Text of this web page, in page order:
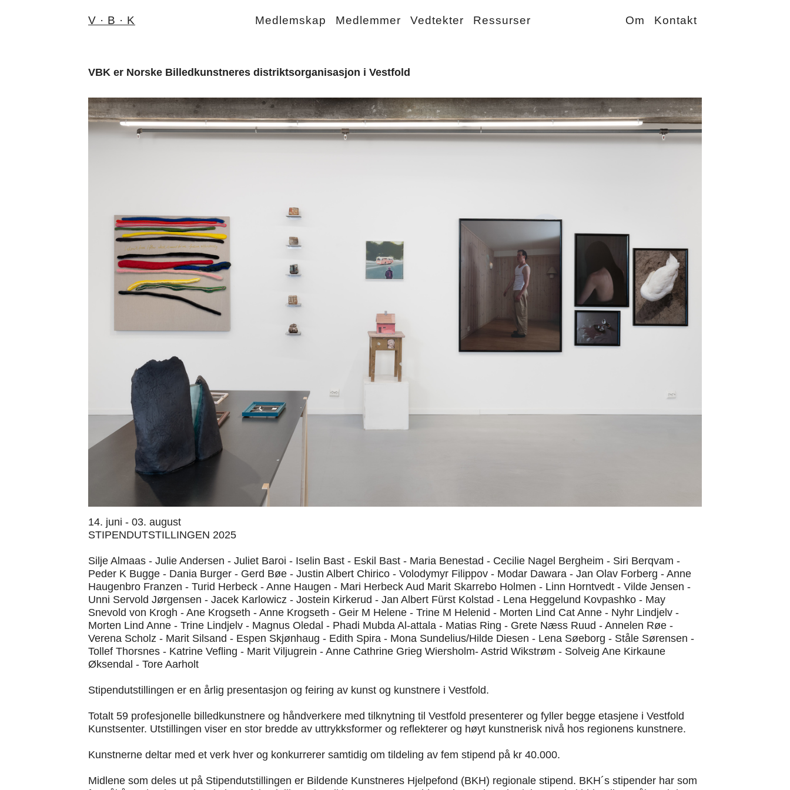
Medlemskap Medlemmer Vedtekter Ressurser
V · B · K Om Kontakt
VBK er Norske Billedkunstneres distriktsorganisasjon i Vestfold
14. juni - 03. august
STIPENDUTSTILLINGEN 2025
Silje Almaas - Julie Andersen - Juliet Baroi - Iselin Bast - Eskil Bast - Maria Benestad - Cecilie Nagel Bergheim - Siri Berqvam -
Peder K Bugge - Dania Burger - Gerd Bøe - Justin Albert Chirico - Volodymyr Filippov - Modar Dawara - Jan Olav Forberg - Anne
Haugenbro Franzen - Turid Herbeck - Anne Haugen - Mari Herbeck Aud Marit Skarrebo Holmen - Linn Horntvedt - Vilde Jensen -
Unni Servold Jørgensen - Jacek Karlowicz - Jostein Kirkerud - Jan Albert Fürst Kolstad - Lena Heggelund Kovpashko - May
Snevold von Krogh - Ane Krogseth - Anne Krogseth - Geir M Helene - Trine M Helenid - Morten Lind Cat Anne - Nyhr Lindjelv -
Morten Lind Anne - Trine Lindjelv - Magnus Oledal - Phadi Mubda Al-attala - Matias Ring - Grete Næss Ruud - Annelen Røe -
Verena Scholz - Marit Silsand - Espen Skjønhaug - Edith Spira - Mona Sundelius/Hilde Diesen - Lena Søeborg - Ståle Sørensen -
Tollef Thorsnes - Katrine Vefling - Marit Viljugrein - Anne Cathrine Grieg Wiersholm- Astrid Wikstrøm - Solveig Ane Kirkaune
Øksendal - Tore Aarholt
Stipendutstillingen er en årlig presentasjon og feiring av kunst og kunstnere i Vestfold.
Totalt 59 profesjonelle billedkunstnere og håndverkere med tilknytning til Vestfold presenterer og fyller begge etasjene i Vestfold
Kunstsenter. Utstillingen viser en stor bredde av uttrykksformer og reflekterer og høyt kunstnerisk nivå hos regionens kunstnere.
Kunstnerne deltar med et verk hver og konkurrerer samtidig om tildeling av fem stipend på kr 40.000.
Midlene som deles ut på Stipendutstillingen er Bildende Kunstneres Hjelpefond (BKH) regionale stipend. BKH´s stipender har som